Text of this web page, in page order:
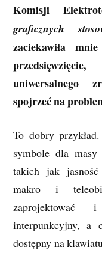
Komisji
graficznych
zaciekawiła
uniwersalnego
spojrzeć na
To dobry
symbole dla masy
takich jak jasność
makro i
interpunkcyjny, a
dostępny na